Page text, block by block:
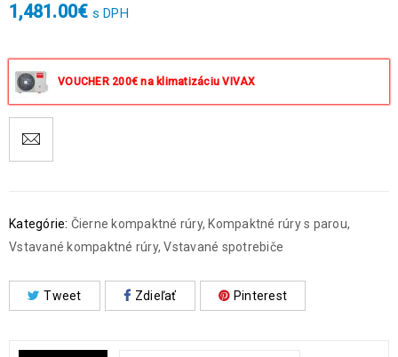
1,481.00€ s DPH
VOUCHER 200€ na klimatizáciu VIVAX
Kategórie: Čierne kompaktné rúry, Kompaktné rúry s parou,
Vstavané kompaktné rúry,Vstavané spotrebiče
Tweet Zdieľať Pinterest